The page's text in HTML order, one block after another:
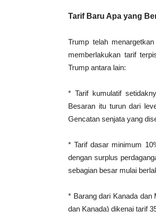
Tarif Baru Apa yang
Trump telah
memberlakukan tarif
Trump antara lain:
* Tarif kumulatif
Besaran itu turun dari
Gencatan senjata yang
* Tarif dasar minimum
dengan surplus
sebagian besar mulai
* Barang dari Kanada dan
dan Kanada) dikenai tarif